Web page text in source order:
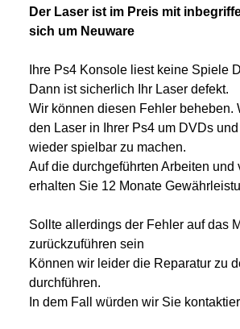
Der Laser ist im Preis mit
sich um Neuware
Ihre Ps4 Konsole liest keine Spiele
Dann ist sicherlich Ihr Laser defekt.
Wir können diesen Fehler beheben.
den Laser in Ihrer Ps4 um DVDs
wieder spielbar zu machen.
Auf die durchgeführten Arbeiten und
erhalten Sie 12 Monate
Sollte allerdings der Fehler auf das
zurückzuführen sein
Können wir leider die Reparatur zu
durchführen.
In dem Fall würden wir Sie